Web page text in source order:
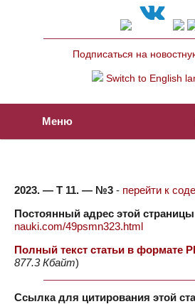
Подписаться на
Switch to English
Меню
2023. — Т 11. — №3 - перейти к
Постоянный адрес этой страницы
nauki.com/49psmn323.html
Полный текст статьи в формате
877.3 Кбайт)
Ссылка для цитирования этой